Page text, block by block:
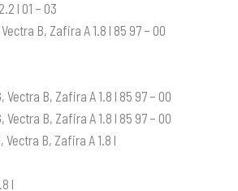
l 01 – 03
B, Zafira A 1.8 l 85 97 – 00
Vectra B, Zafira A 1.8 l 85 97 – 00
Vectra B, Zafira A 1.8 l 85 97 – 00
Vectra B, Zafira A 1.8 l
l